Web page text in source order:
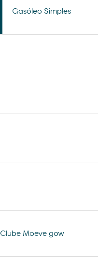
Gasóleo Simples
Clube Moeve gow